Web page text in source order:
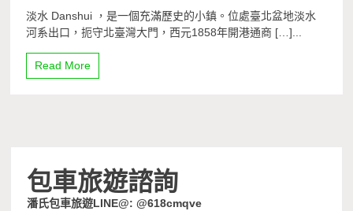
淡水 Danshui ，是一個充滿歷史的小鎮。位處臺北盆地淡水
河系出口，扼守北臺灣大門，西元1858年開港通商 […]...
Read More
包車旅遊諮詢
潘氏包車旅遊LINE@: @618cmqve